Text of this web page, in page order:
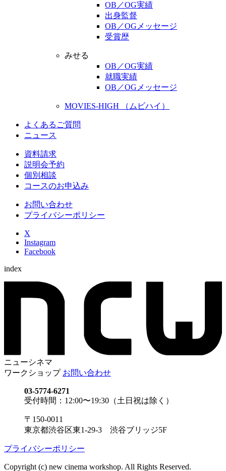
OB／OG実績
出身監督
OB／OGメッセージ
受賞歴
みせる
OB／OG実績
就職実績
OB／OGメッセージ
MOVIES-HIGH （ムビハイ）
よくあるご質問
ニュース
資料請求
説明会予約
個別相談
コースのお申込み
お問い合わせ
プライバシーポリシー
X
Instagram
Facebook
index
ニューシネマ
ワークショップ お問い合わせ
03-5774-6271
受付時間：12:00〜19:30（土日祝は除く）
〒150-0011
東京都渋谷区東1-29-3 渋谷ブリッジ5F
プライバシーポリシー
Copyright (c) new cinema workshop. All Rights Reserved.